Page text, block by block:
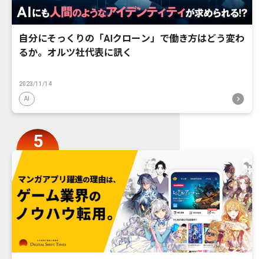
自分にそっくりの「AIクローン」で働き方はどう変わ
るか。オルツ社代表に訊く
2023/11/14
AI